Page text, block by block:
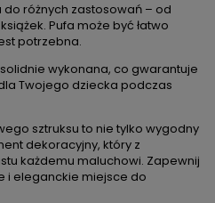
do różnych zastosowań – od
Pufa może być łatwo
potrzebna.
wykonana, co gwarantuje
Twojego dziecka podczas
sztruksu to nie tylko wygodny
dekoracyjny, który z
każdemu maluchowi. Zapewnij
i eleganckie miejsce do